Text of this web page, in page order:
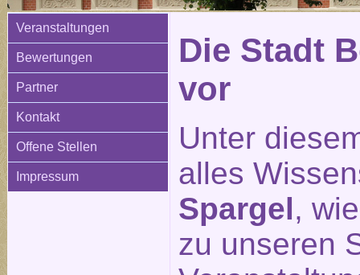
Veranstaltungen
Bewertungen
Partner
Kontakt
Offene Stellen
Impressum
Die Stadt
vor
Unter
alles
Spargel,
zu unseren